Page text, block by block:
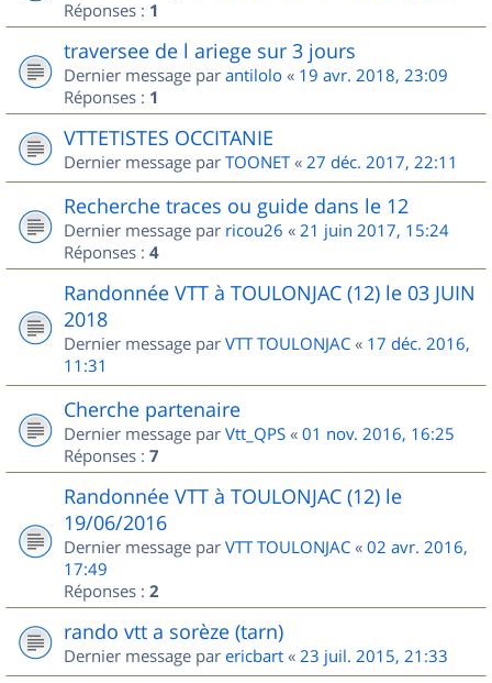
Réponses : 1
traversee de l ariege sur 3 jours
Dernier message par antilolo « 19 avr. 2018, 23:09
Réponses : 1
VTTETISTES OCCITANIE
Dernier message par TOONET« 27 déc. 2017, 22:11
Recherche traces ou guide dans le 12
Dernier message par ricou26 « 21 juin 2017, 15:24
Réponses : 4
Randonnée VTT à TOULONJAC (12) le 03 JUIN
2018
Dernier message par VTT TOULONJAC « 17 déc. 2016,
11:31
Cherche partenaire
Dernier message par Vtt_QPS « 01 nov. 2016, 16:25
Réponses : 7
Randonnée VTT à TOULONJAC (12) le
19/06/2016
Dernier message par VTT TOULONJAC « 02 avr. 2016,
17:49
Réponses : 2
rando vtt a sorèze (tarn)
Dernier message par ericbart « 23 juil. 2015, 21:33